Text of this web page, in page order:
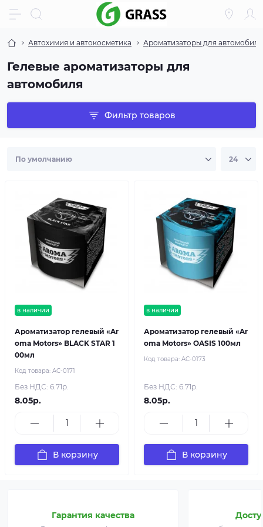
Автохимия и автокосметика Ароматизаторы для автомобиля
Гелевые ароматизаторы для
автомобиля
Фильтр товаров
в наличии
Ароматизатор гелевый «Ar
oma Motors» BLACK STAR 1
00мл
Код товара: AC-0171
Без НДС: 6.71р.
8.05р.
В корзину
в наличии
Ароматизатор гелевый «Ar
oma Motors» OASIS 100мл
Код товара: AC-0173
Без НДС: 6.71р.
8.05р.
В корзину
Гарантия качества